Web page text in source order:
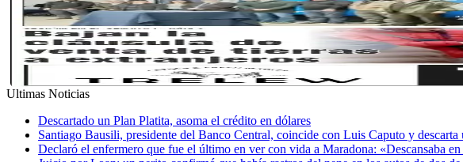
Ultimas Noticias
Descartado un Plan Platita, asoma el crédito en dólares
Santiago Bausili, presidente del Banco Central, coincide con Luis Caputo y
Declaró el enfermero que fue el último en ver con vida a Maradona: «Descansaba